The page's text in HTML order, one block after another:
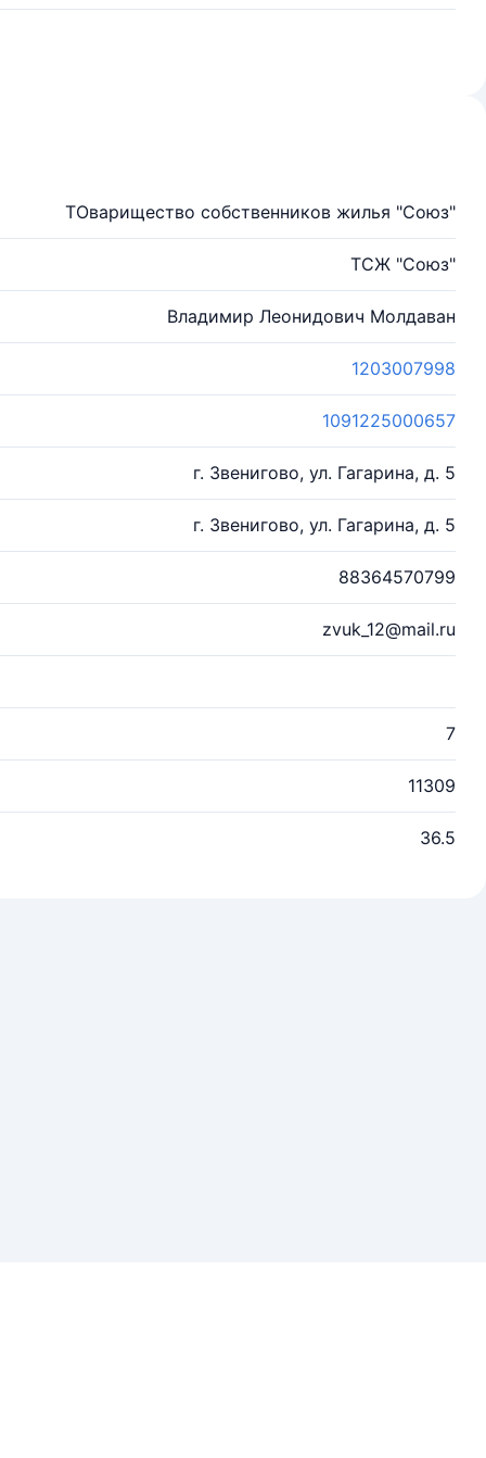
ТОварищество собственников жилья "Союз"
ТСЖ "Союз"
Владимир Леонидович Молдаван
1203007998
1091225000657
г. Звенигово, ул. Гагарина, д. 5
г. Звенигово, ул. Гагарина, д. 5
88364570799
zvuk_12@mail.ru
7
11309
36.5